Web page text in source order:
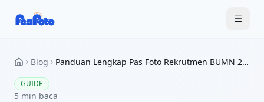
Blog Panduan Lengkap Pas Foto Rekrutmen BUMN 2026: Syarat & Tips Terbaru
GUIDE
5 min baca